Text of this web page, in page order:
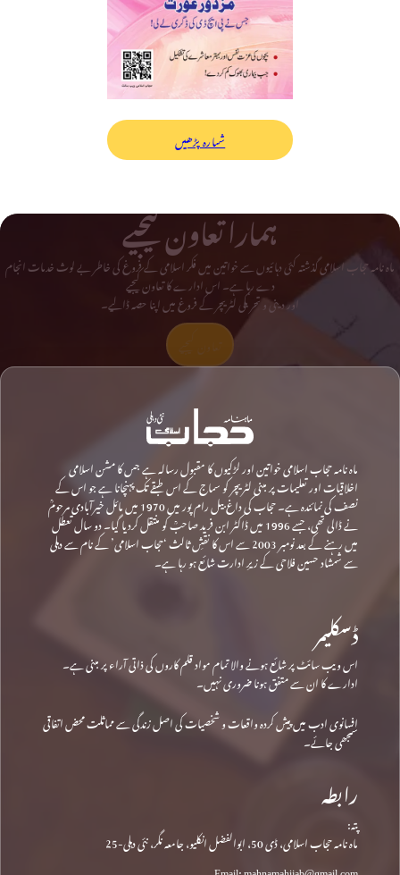
شمارہ پڑھیں
ہمارا تعاون کیجیے
ماہ نامہ حجاب اسلامی گذشتہ کئی دہائیوں سے خواتین میں فکر اسلامی کے فروغ کی خاطر بے لوث خدمات انجام
دے رہا ہے۔ اس ادارے کا تعاون کیجیے
اور دینی و تحریکی لٹریچر کے فروغ میں اپنا حصہ ڈالیے۔
ماہ نامہ حجاب اسلامی خواتین اور لڑکیوں کا مقبول رسالہ ہے جس کا مشن اسلامی
اخلاقیات اور تعلیمات پر مبنی لٹریچر کو سماج کے اس طبقے تک پہنچانا ہے جو اس کے
نصف کی نمائندہ ہے۔ حجاب کی داغ بیل رام پور میں 1970 میں مائل خیرآبادی مرحومؒ
نے ڈالی تھی، جسے 1996 میں ڈاکٹر ابن فرید صاحبؒ کو منتقل کردیا گیا۔ دو سال تعطل
میں رہنے کے بعد نومبر 2003 سے اس کا نقشِ ثالث ‘حجاب اسلامی’ کے نام سے دہلی
سے شمشاد حسین فلاحی کے زیرِ ادارت شائع ہو رہا ہے۔
ڈسکلیمر
اس ویب سائٹ پر شائع ہونے والا تمام مواد قلم کاروں کی ذاتی آراء پر مبنی ہے۔
ادارے کا ان سے متفق ہونا ضروری نہیں۔
افسانوی ادب میں پیش کردہ واقعات و شخصیات کی اصل زندگی سے مماثلت محض اتفاقی
سمجھی جائے۔
رابطہ
پتہ:
ماہ نامہ حجاب اسلامی، ڈی 50، ابوالفضل انکلیو، جامعہ نگر، نئی دہلی-25